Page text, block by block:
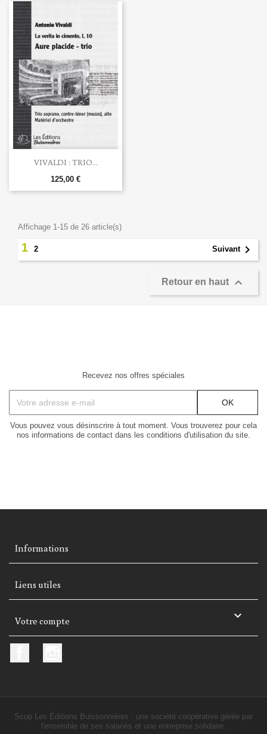
VIVALDI : TRIO...
125,00 €
Affichage 1-15 de 26 article(s)
1 2 Suivant
Retour en haut 
Recevez nos offres spéciales
Vous pouvez vous désinscrire à tout moment. Vous trouverez pour cela
nos informations de contact dans les conditions d'utilisation du site.
Informations
Liens utiles
Votre compte 
Scop Les Éditions Buissonnières : une société coopérative gérée par
l'ensemble de ses salariés et une entreprise solidaire.